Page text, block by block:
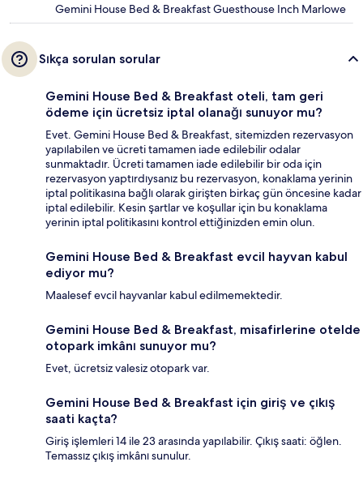
Gemini House Bed & Breakfast Guesthouse Inch Marlowe
Sıkça sorulan sorular
Gemini House Bed & Breakfast oteli, tam geri
ödeme için ücretsiz iptal olanağı sunuyor mu?
Evet. Gemini House Bed & Breakfast, sitemizden rezervasyon
yapılabilen ve ücreti tamamen iade edilebilir odalar
sunmaktadır. Ücreti tamamen iade edilebilir bir oda için
rezervasyon yaptırdıysanız bu rezervasyon, konaklama yerinin
iptal politikasına bağlı olarak girişten birkaç gün öncesine kadar
iptal edilebilir. Kesin şartlar ve koşullar için bu konaklama
yerinin iptal politikasını kontrol ettiğinizden emin olun.
Gemini House Bed & Breakfast evcil hayvan kabul
ediyor mu?
Maalesef evcil hayvanlar kabul edilmemektedir.
Gemini House Bed & Breakfast, misafirlerine otelde
otopark imkânı sunuyor mu?
Evet, ücretsiz valesiz otopark var.
Gemini House Bed & Breakfast için giriş ve çıkış
saati kaçta?
Giriş işlemleri 14 ile 23 arasında yapılabilir. Çıkış saati: öğlen.
Temassız çıkış imkânı sunulur.